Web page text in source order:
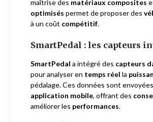
maîtrise des matériaux composites
optimisés permet de proposer des
à un coût compétitif.
SmartPedal : les capteurs
SmartPedal a intégré des capteurs
pour analyser en temps réel la
pédalage. Ces données sont
application mobile, offrant des
améliorer les performances.